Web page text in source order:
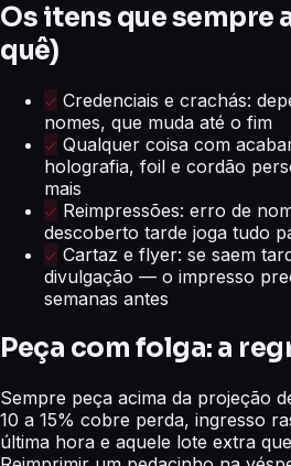
Os itens que sempre
quê)
Credenciais e crachás:
nomes, que muda até o fim
Qualquer coisa com
holografia, foil e cordão
mais
Reimpressões: erro de
descoberto tarde joga tudo
Cartaz e flyer: se saem
divulgação — o impresso
semanas antes
Peça com folga: a
Sempre peça acima da projeção
10 a 15% cobre perda, ingresso
última hora e aquele lote extra